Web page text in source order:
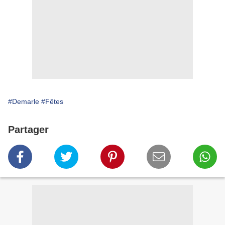
#Demarle #Fêtes
Partager